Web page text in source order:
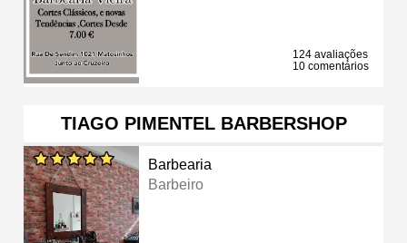
124 avaliações
10 comentários
TIAGO PIMENTEL BARBERSHOP
Barbearia
Barbeiro